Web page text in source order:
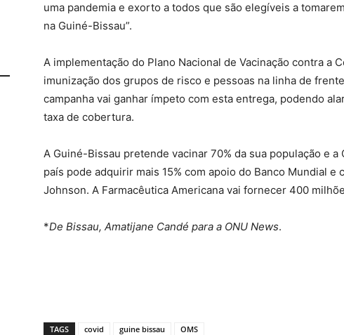
uma pandemia e exorto a todos que são elegíveis a
na Guiné-Bissau”.
A implementação do Plano Nacional de Vacinação contra a
imunização dos grupos de risco e pessoas na linha de
campanha vai ganhar ímpeto com esta entrega, podendo
taxa de cobertura.
A Guiné-Bissau pretende vacinar 70% da sua população e
país pode adquirir mais 15% com apoio do Banco Mundial e
Johnson. A Farmacêutica Americana vai fornecer 400
*De Bissau, Amatijane Candé para a ONU News.
TAGS covid guine bissau OMS